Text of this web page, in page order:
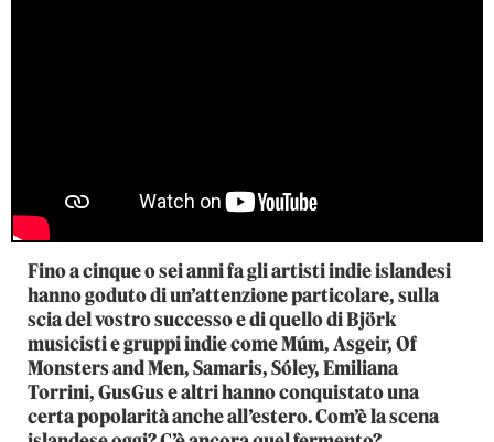
Fino a cinque o sei anni fa gli artisti indie islandesi
hanno goduto di un’attenzione particolare, sulla
scia del vostro successo e di quello di Björk
musicisti e gruppi indie come Múm, Asgeir, Of
Monsters and Men, Samaris, Sóley, Emiliana
Torrini, GusGus e altri hanno conquistato una
certa popolarità anche all’estero. Com’è la scena